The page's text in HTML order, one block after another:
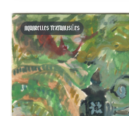
AQUARELLES TEXTUALISÉES